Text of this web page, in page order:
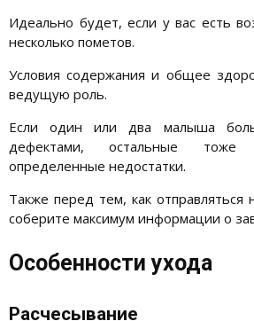
Идеально будет, если у вас есть
несколько пометов.
Условия содержания и общее
ведущую роль.
Если один или два малыша
дефектами, остальные тоже
определенные недостатки.
Также перед тем, как отправляться
соберите максимум информации о
Особенности ухода
Расчесывание